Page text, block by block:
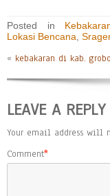
Posted in
Lokasi Bencana
« kebakaran di kab.
LEAVE A REPLY
Your email address will
Comment*